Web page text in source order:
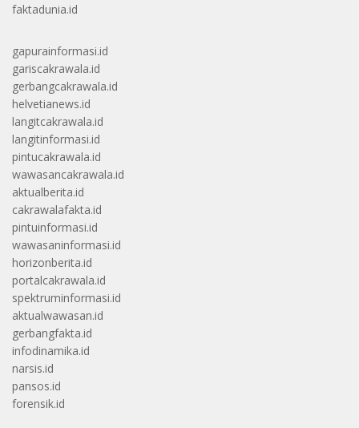
faktadunia.id
gapurainformasi.id
gariscakrawala.id
gerbangcakrawala.id
helvetianews.id
langitcakrawala.id
langitinformasi.id
pintucakrawala.id
wawasancakrawala.id
aktualberita.id
cakrawalafakta.id
pintuinformasi.id
wawasaninformasi.id
horizonberita.id
portalcakrawala.id
spektruminformasi.id
aktualwawasan.id
gerbangfakta.id
infodinamika.id
narsis.id
pansos.id
forensik.id